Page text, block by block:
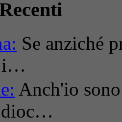
Se anziché
i…
Anch'io
dioc…